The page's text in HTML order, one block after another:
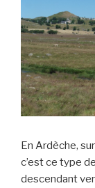
En Ardèche,
c’est ce type
descendant